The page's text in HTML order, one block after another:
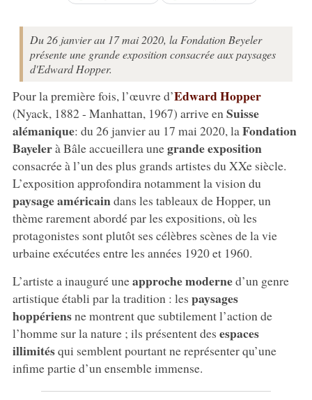
Du 26 janvier au 17 mai 2020, la Fondation Beyeler
présente une grande exposition consacrée aux paysages
d'Edward Hopper.
Pour la première fois, l’œuvre d’Edward Hopper
(Nyack, 1882 - Manhattan, 1967) arrive en Suisse
alémanique: du 26 janvier au 17 mai 2020, la Fondation
Bayelerà Bâle accueillera unegrande exposition
consacrée à l’un des plus grands artistes du XXe siècle.
L’exposition approfondira notamment la vision du
paysage américaindans les tableaux de Hopper, un
thème rarement abordé par les expositions, où les
protagonistes sont plutôt ses célèbres scènes de la vie
urbaine exécutées entre les années 1920 et 1960.
L’artiste a inauguré uneapproche moderned’un genre
artistique établi par la tradition : les paysages
hoppériensne montrent que subtilement l’action de
l’homme sur la nature ; ils présentent des espaces
illimitésqui semblent pourtant ne représenter qu’une
infime partie d’un ensemble immense.